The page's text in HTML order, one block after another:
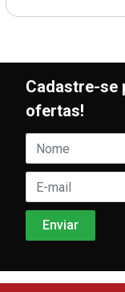
Cadastre-se
ofertas!